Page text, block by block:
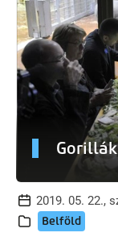
2019. 05. 22.,
Belföld